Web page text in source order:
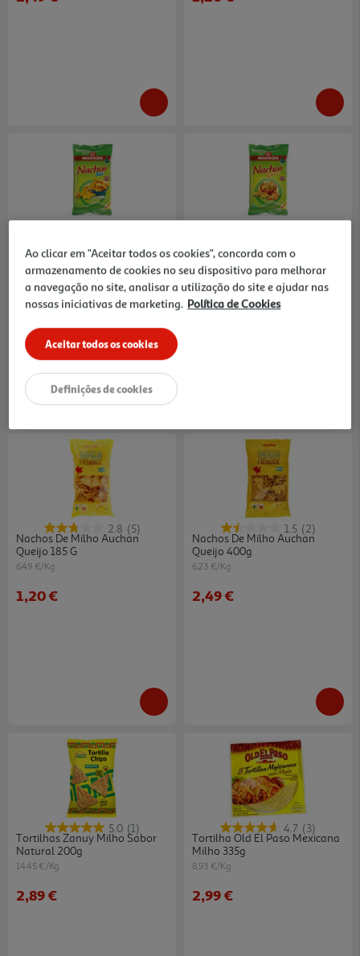
Nachos Sal 200g
14.95 €/Kg
2,99 €
Nachos Queijo 200g
14.45 €/Kg
2,89 €
2.8 (5)
Nachos De Milho Auchan
Queijo 185 G
6.49 €/Kg
1,20 €
1.5 (2)
Nachos De Milho Auchan
Queijo 400g
6.23 €/Kg
2,49 €
5.0 (1)
Tortilhas Zanuy Milho Sabor
Natural 200g
14.45 €/Kg
2,89 €
4.7 (3)
Tortilha Old El Paso Mexicana
Milho 335g
8.93 €/Kg
2,99 €
Ao clicar em "Aceitar todos os cookies", concorda com o
armazenamento de cookies no seu dispositivo para melhorar
a navegação no site, analisar a utilização do site e ajudar nas
nossas iniciativas de marketing. Política de Cookies
Aceitar todos os cookies
Definições de cookies